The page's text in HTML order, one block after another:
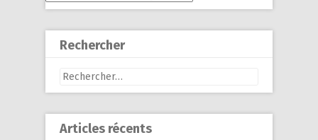
Rechercher
Rechercher :
Articles récents